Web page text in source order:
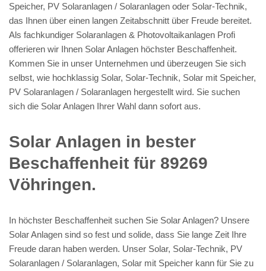
Speicher, PV Solaranlagen / Solaranlagen oder Solar-Technik,
das Ihnen über einen langen Zeitabschnitt über Freude bereitet.
Als fachkundiger Solaranlagen & Photovoltaikanlagen Profi
offerieren wir Ihnen Solar Anlagen höchster Beschaffenheit.
Kommen Sie in unser Unternehmen und überzeugen Sie sich
selbst, wie hochklassig Solar, Solar-Technik, Solar mit Speicher,
PV Solaranlagen / Solaranlagen hergestellt wird. Sie suchen
sich die Solar Anlagen Ihrer Wahl dann sofort aus.
Solar Anlagen in bester
Beschaffenheit für 89269
Vöhringen.
In höchster Beschaffenheit suchen Sie Solar Anlagen? Unsere
Solar Anlagen sind so fest und solide, dass Sie lange Zeit Ihre
Freude daran haben werden. Unser Solar, Solar-Technik, PV
Solaranlagen / Solaranlagen, Solar mit Speicher kann für Sie zu